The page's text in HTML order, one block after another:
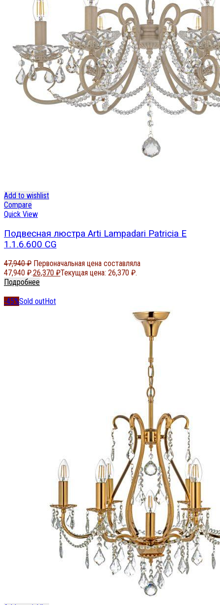
Add to wishlist
Compare
Quick View
Подвесная люстра Arti Lampadari Patricia E
1.1.6.600 CG
47,940₽ Первоначальная цена составляла
47,940 ₽.26,370 ₽Текущая цена: 26,370 ₽.
Подробнее
-45%Sold outHot